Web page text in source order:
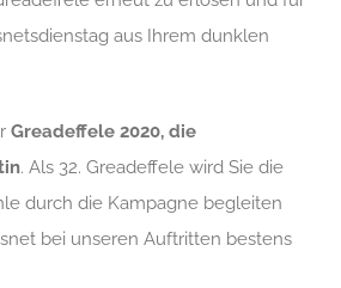
aus Ihrem dunklen
Greadeffele 2020, die
. Als 32. Greadeffele wird Sie die
durch die Kampagne begleiten
bei unseren Auftritten bestens